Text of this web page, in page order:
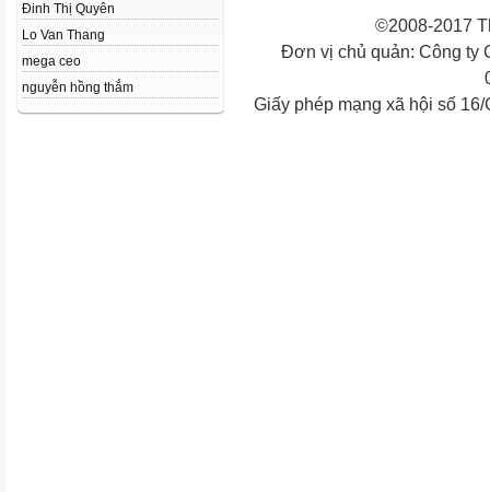
Đinh Thị Quyên
Lo Van Thang
mega ceo
nguyễn hồng thắm
©2008-2017
Đơn vị chủ quản: Công ty
Giấy phép mạng xã hội số